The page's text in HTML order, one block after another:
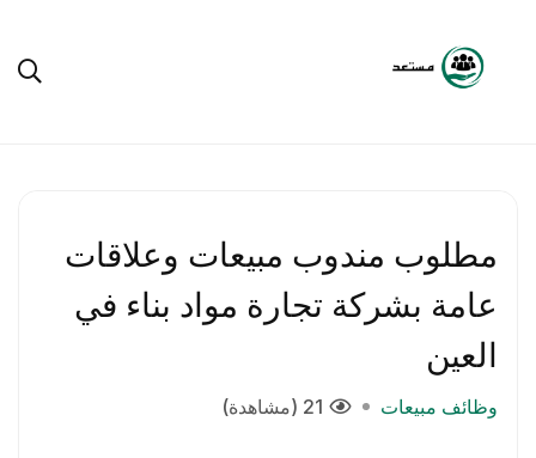
مطلوب مندوب مبيعات وعلاقات
عامة بشركة تجارة مواد بناء في
العين
وظائف مبيعات 21 (مشاهدة)